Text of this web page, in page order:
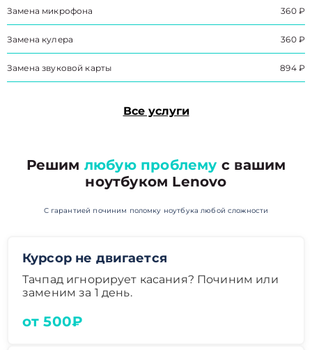
Замена микрофона 360 ₽
Замена кулера 360 ₽
Замена звуковой карты 894 ₽
Все услуги
Решим любую проблему с вашим
ноутбуком Lenovo
С гарантией починим поломку ноутбука любой сложности
Курсор не двигается
Тачпад игнорирует касания? Починим или
заменим за 1 день.
от 500₽